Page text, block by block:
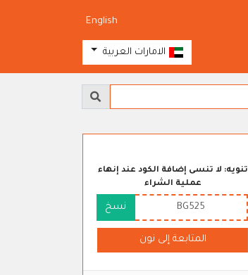
English
الامارات العربية
تنويه: لا تنسى إضافة الكود عند إنهاء
عملية الشراء
BG525 نسخ
المتابعة إلى نون